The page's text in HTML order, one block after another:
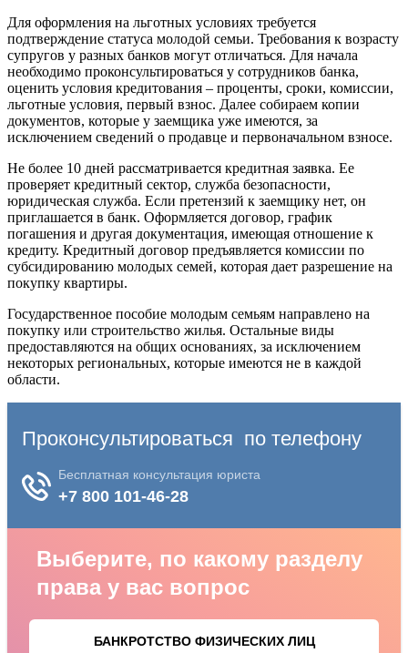
Для оформления на льготных условиях требуется
подтверждение статуса молодой семьи. Требования к возрасту
супругов у разных банков могут отличаться. Для начала
необходимо проконсультироваться у сотрудников банка,
оценить условия кредитования – проценты, сроки, комиссии,
льготные условия, первый взнос. Далее собираем копии
документов, которые у заемщика уже имеются, за
исключением сведений о продавце и первоначальном взносе.
Не более 10 дней рассматривается кредитная заявка. Ее
проверяет кредитный сектор, служба безопасности,
юридическая служба. Если претензий к заемщику нет, он
приглашается в банк. Оформляется договор, график
погашения и другая документация, имеющая отношение к
кредиту. Кредитный договор предъявляется комиссии по
субсидированию молодых семей, которая дает разрешение на
покупку квартиры.
Государственное пособие молодым семьям направлено на
покупку или строительство жилья. Остальные виды
предоставляются на общих основаниях, за исключением
некоторых региональных, которые имеются не в каждой
области.